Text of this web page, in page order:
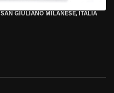
SAN GIULIANO MILANESE, ITALIA